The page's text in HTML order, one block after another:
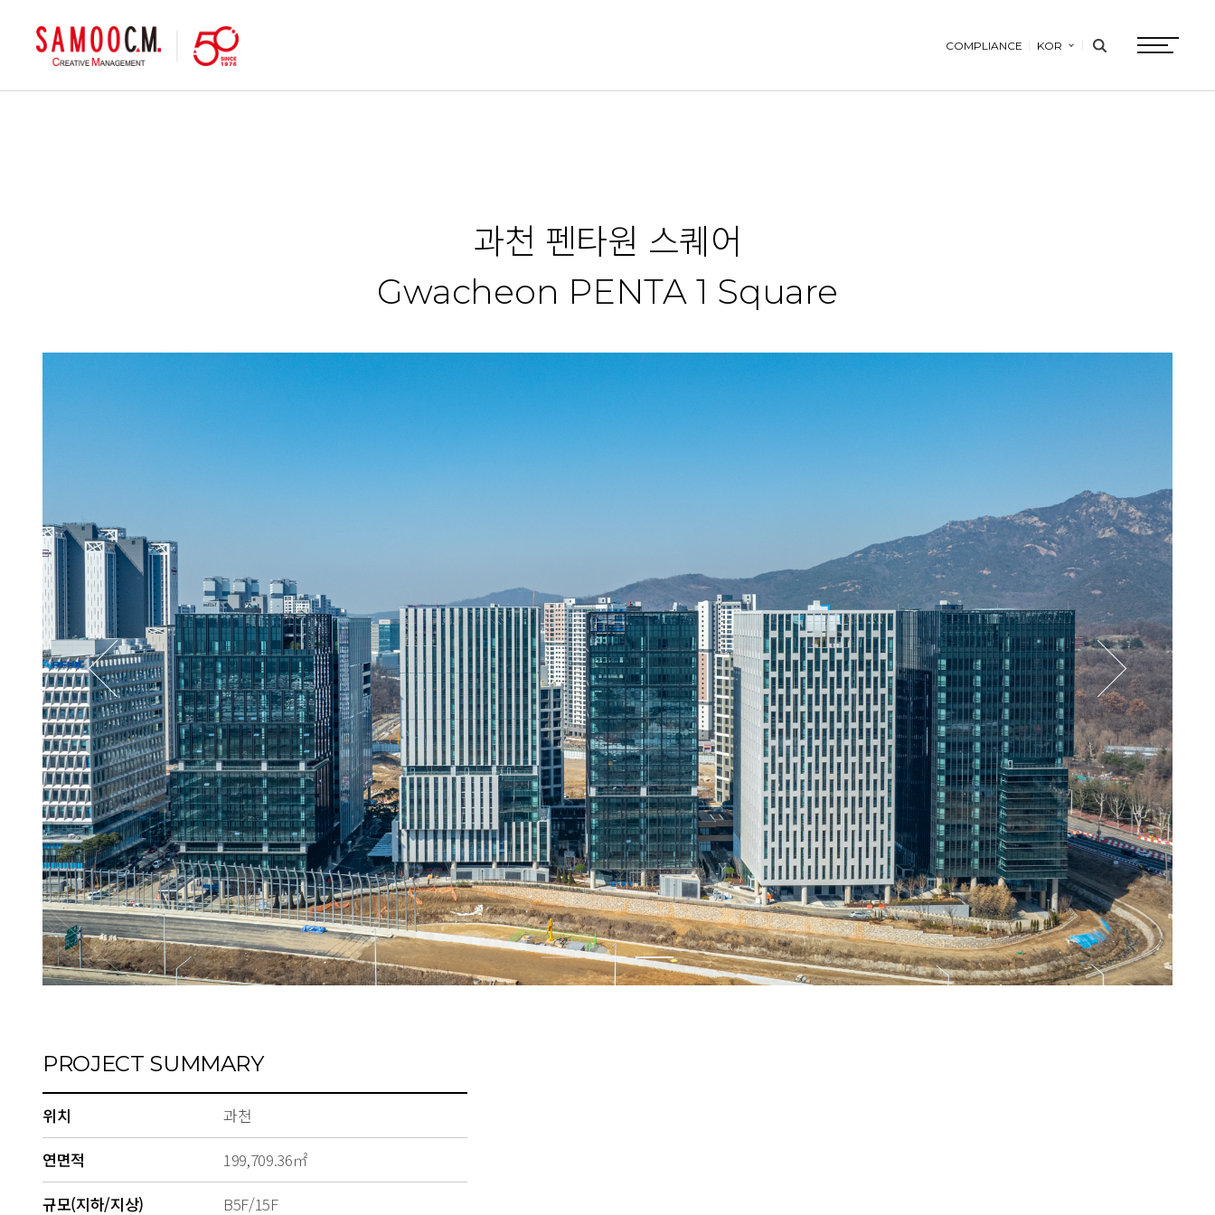
samoocm
COMPLIANCE
KOR
search
과천 펜타원 스퀘어
Gwacheon PENTA 1 Square
PROJECT SUMMARY
위치
과천
연면적
199,709.36㎡
규모(지하/지상)
B5F/15F